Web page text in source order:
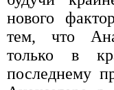
нового
тем, что
только в
последнему